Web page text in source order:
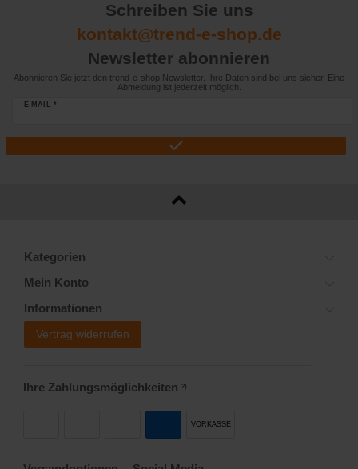
Schreiben Sie uns
kontakt@trend-e-shop.de
Newsletter abonnieren
Abonnieren Sie jetzt den trend-e-shop Newsletter. Ihre Daten sind bei uns sicher. Eine
Abmeldung ist jederzeit möglich.
E-MAIL *
Kategorien
Mein Konto
Informationen
Vertrag widerrufen
Ihre Zahlungsmöglichkeiten 2)
VORKASSE